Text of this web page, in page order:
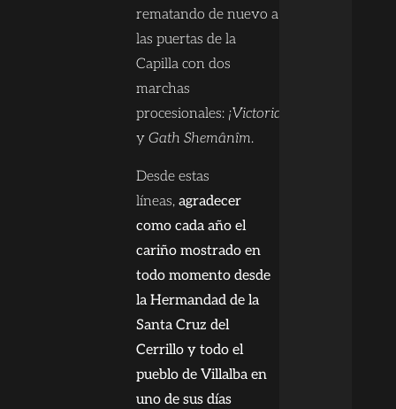
rematando de nuevo a
las puertas de la
Capilla con dos
marchas
procesionales: ¡Victoria!
y Gath Shemânîm.
Desde estas
líneas, agradecer
como cada año el
cariño mostrado en
todo momento desde
la Hermandad de la
Santa Cruz del
Cerrillo y todo el
pueblo de Villalba en
uno de sus días